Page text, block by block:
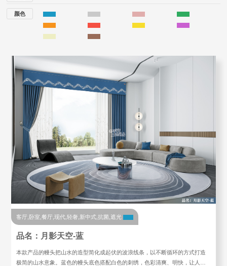
颜色
客厅,卧室,餐厅,现代,轻奢,新中式,抗菌,遮光
品名：月影天空-蓝
本款产品的幔头把山水的造型简化成起伏的波浪线条，以不断循环的方式打造
极简的山水意象。蓝色的幔头底色搭配白色的刺绣，色彩清爽、明快，让人…